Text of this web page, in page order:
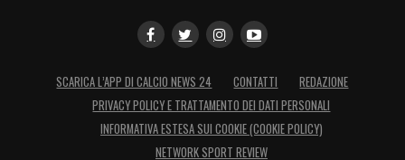
SCARICA L’APP DI CALCIO NEWS 24 CONTATTI
REDAZIONE
PRIVACY POLICY E TRATTAMENTO DEI DATI PERSONALI
INFORMATIVA ESTESA SUI COOKIE (COOKIE POLICY)
NETWORK SPORT REVIEW